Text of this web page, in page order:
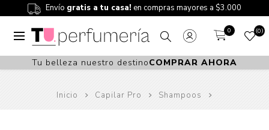
Envío gratis a tu casa! en compras mayores a $3.000
0 0
Tu belleza nuestro destinoCOMPRAR AHORA
Inicio Capilar Pro Shampoos